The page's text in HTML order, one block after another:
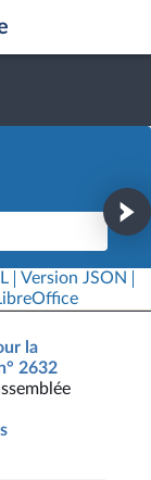
Version JSON
la
2632